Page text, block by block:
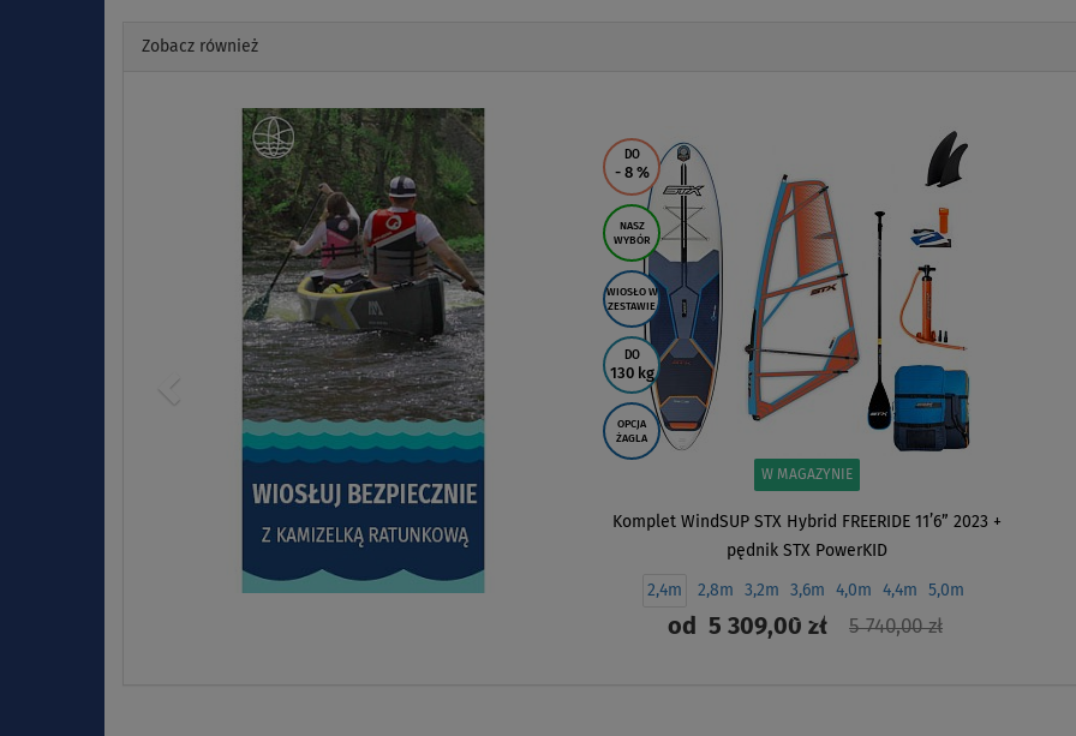
Zobacz również
DO
- 8 %
NASZ
WYBÓR
WIOSŁO W
ZESTAWIE
DO
130 kg
OPCJA
ŻAGLA
W MAGAZYNIE
Komplet WindSUP STX Hybrid FREERIDE 11’6” 2023 +
pędnik STX PowerKID
2,4m 2,8m 3,2m 3,6m 4,0m 4,4m 5,0m
od 5 309,00 zł 5 740,00 zł
Previous